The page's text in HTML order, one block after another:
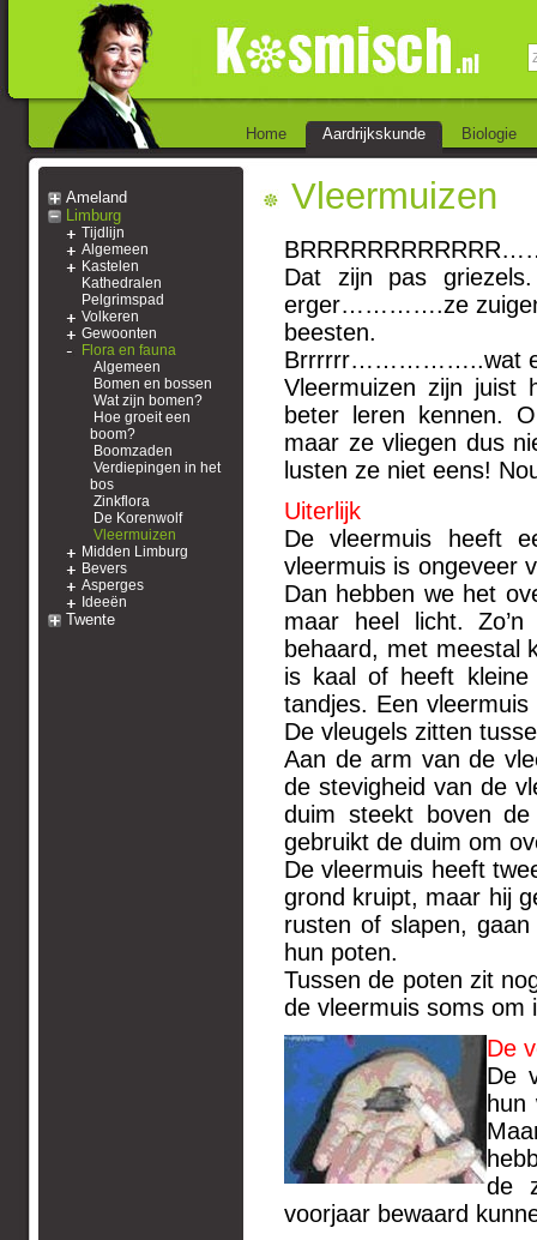
Home Aardrijkskunde Biologie
Ameland
Limburg
Tijdlijn
Algemeen
Kastelen
Kathedralen
Pelgrimspad
Volkeren
Gewoonten
Flora en fauna
Algemeen
Bomen en bossen
Wat zijn bomen?
Hoe groeit een
boom?
Boomzaden
Verdiepingen in het
bos
Zinkflora
De Korenwolf
Vleermuizen
Midden Limburg
Bevers
Asperges
Ideeën
Twente
Vleermuizen
Dat zijn pas
erger………….ze zuigen
beesten.
Brrrrrr……………..wat
Vleermuizen zijn juist
beter leren kennen.
maar ze vliegen dus
lusten ze niet eens!
Uiterlijk
De vleermuis heeft
vleermuis is ongeveer
Dan hebben we het
maar heel licht.
behaard, met meestal
is kaal of heeft
tandjes. Een
De vleugels zitten
Aan de arm van de
de stevigheid van de
duim steekt boven
gebruikt de duim om
De vleermuis heeft
grond kruipt, maar hij
rusten of slapen,
hun poten.
Tussen de poten zit
de vleermuis soms om
De
De
hun
de
voorjaar bewaard